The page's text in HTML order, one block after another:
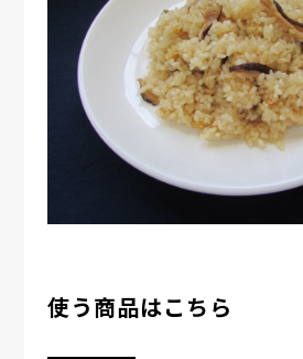
使う商品はこちら